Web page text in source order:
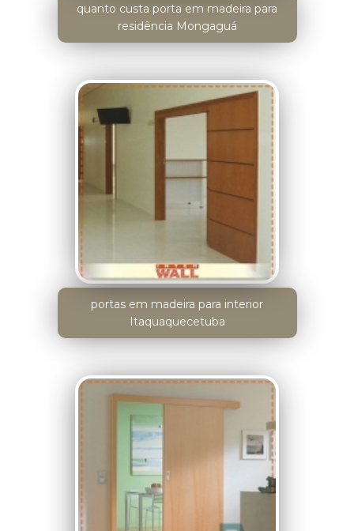
quanto custa porta em madeira para
residência Mongaguá
portas em madeira para interior
Itaquaquecetuba